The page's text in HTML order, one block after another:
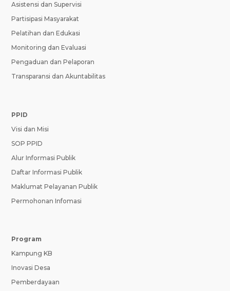
Asistensi dan Supervisi
Partisipasi Masyarakat
Pelatihan dan Edukasi
Monitoring dan Evaluasi
Pengaduan dan Pelaporan
Transparansi dan Akuntabilitas
PPID
Visi dan Misi
SOP PPID
Alur Informasi Publik
Daftar Informasi Publik
Maklumat Pelayanan Publik
Permohonan Infomasi
Program
Kampung KB
Inovasi Desa
Pemberdayaan